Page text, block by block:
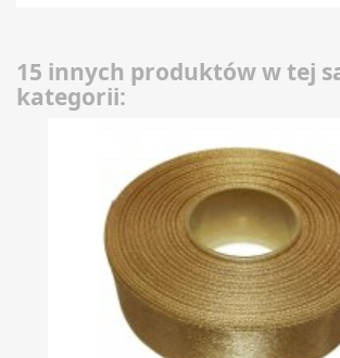
15 innych produktów w tej
kategorii: